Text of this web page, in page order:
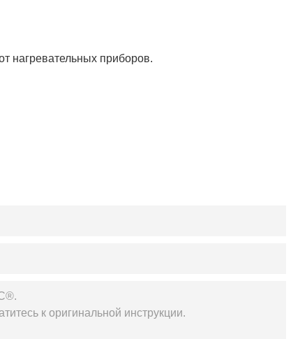
нагревательных приборов.
к оригинальной инструкции.